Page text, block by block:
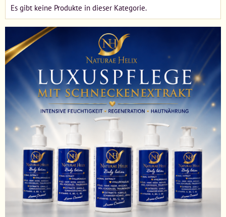
Es gibt keine Produkte in dieser Kategorie.